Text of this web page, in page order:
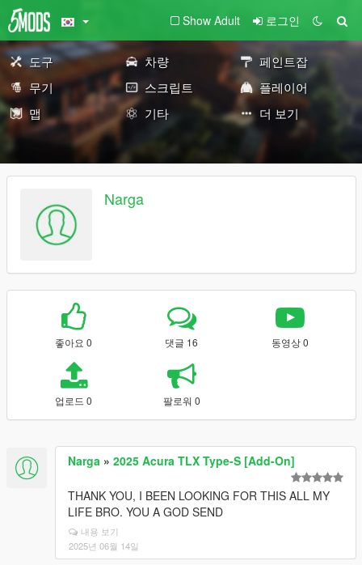
Show Adult 로그인
도구 차량
페인트잡
무기
스크립트
플레이어
맵
기타 더 보기
Narga
좋아요 0 댓글 16 동영상 0
업로드 0 팔로워 0
Narga » 2025 Acura TLX Type-S [Add-On]
THANK YOU, I BEEN LOOKING FOR THIS ALL MY
LIFE BRO. YOU A GOD SEND
내용 보기
2025년 06월 14일